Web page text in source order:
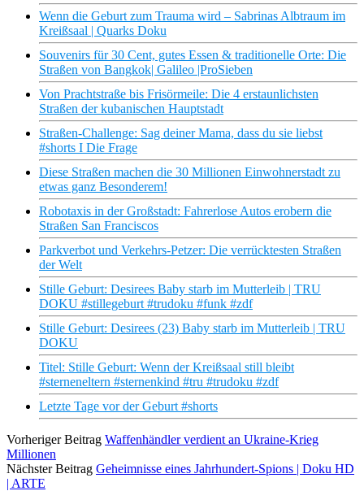
Wenn die Geburt zum Trauma wird – Sabrinas Albtraum im
Kreißsaal | Quarks Doku
Souvenirs für 30 Cent, gutes Essen & traditionelle Orte: Die
Straßen von Bangkok| Galileo |ProSieben
Von Prachtstraße bis Frisörmeile: Die 4 erstaunlichsten
Straßen der kubanischen Hauptstadt
Straßen-Challenge: Sag deiner Mama, dass du sie liebst
#shorts I Die Frage
Diese Straßen machen die 30 Millionen Einwohnerstadt zu
etwas ganz Besonderem!
Robotaxis in der Großstadt: Fahrerlose Autos erobern die
Straßen San Franciscos
Parkverbot und Verkehrs-Petzer: Die verrücktesten Straßen
der Welt
Stille Geburt: Desirees Baby starb im Mutterleib | TRU
DOKU #stillegeburt #trudoku #funk #zdf
Stille Geburt: Desirees (23) Baby starb im Mutterleib | TRU
DOKU
Titel: Stille Geburt: Wenn der Kreißsaal still bleibt
#sterneneltern #sternenkind #tru #trudoku #zdf
Letzte Tage vor der Geburt #shorts
Vorheriger Beitrag Waffenhändler verdient an Ukraine-Krieg
Millionen
Nächster Beitrag Geheimnisse eines Jahrhundert-Spions | Doku HD
| ARTE